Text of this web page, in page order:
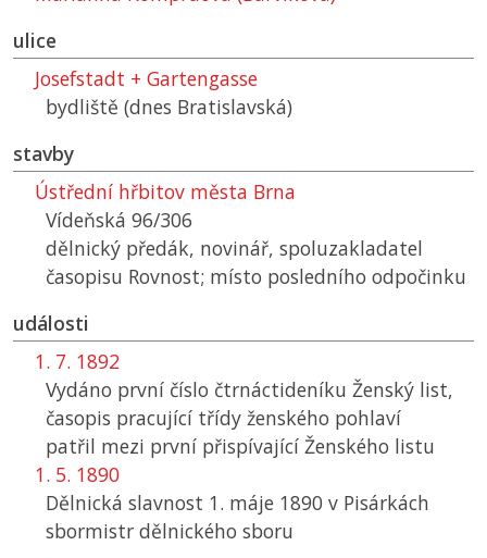
ulice
Josefstadt + Gartengasse
bydliště (dnes Bratislavská)
stavby
Ústřední hřbitov města Brna
Vídeňská 96/306
dělnický předák, novinář, spoluzakladatel
časopisu Rovnost; místo posledního odpočinku
události
1. 7. 1892
Vydáno první číslo čtrnáctideníku Ženský list,
časopis pracující třídy ženského pohlaví
patřil mezi první přispívající Ženského listu
1. 5. 1890
Dělnická slavnost 1. máje 1890 v Pisárkách
sbormistr dělnického sboru